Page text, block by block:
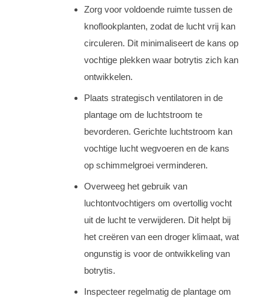
Zorg voor voldoende ruimte tussen de
knoflookplanten, zodat de lucht vrij kan
circuleren. Dit minimaliseert de kans op
vochtige plekken waar botrytis zich kan
ontwikkelen.
Plaats strategisch ventilatoren in de
plantage om de luchtstroom te
bevorderen. Gerichte luchtstroom kan
vochtige lucht wegvoeren en de kans
op schimmelgroei verminderen.
Overweeg het gebruik van
luchtontvochtigers om overtollig vocht
uit de lucht te verwijderen. Dit helpt bij
het creëren van een droger klimaat, wat
ongunstig is voor de ontwikkeling van
botrytis.
Inspecteer regelmatig de plantage om